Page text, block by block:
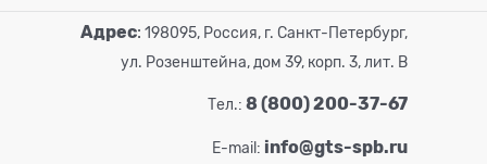
Адрес: 198095, Россия, г. Санкт-Петербург,
ул. Розенштейна, дом 39, корп. 3, лит. В
Тел.: 8 (800) 200-37-67
E-mail: info@gts-spb.ru